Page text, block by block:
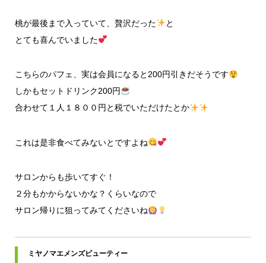
桃が最後まで入っていて、贅沢だった
と
とても喜んでいました
こちらのパフェ、実は会員になると200円引きだそうです
しかもセットドリンク200円
合わせて１人１８００円と税でいただけたとか
これは是非食べてみないとですよね
サロンからも歩いてすぐ！
２分もかからないかな？くらいなので
サロン帰りに狙ってみてくださいね
ミヤノマエメンズビューティー